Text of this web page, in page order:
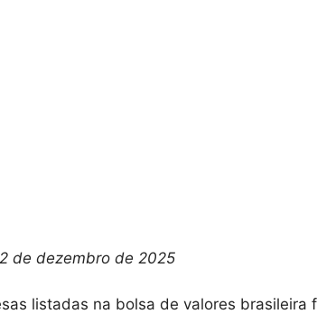
de dezembro de 2025
listadas na bolsa de valores brasileira